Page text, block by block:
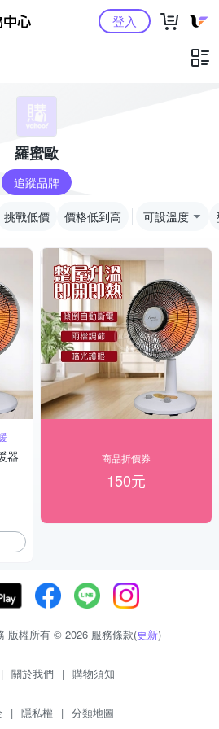
Yahoo購物中心登入
羅蜜歐
追蹤品牌
挑戰低價 價格低到高 可設溫度
器
商品折價券
150元
版權所有 © 2026 服務條款(更新)
| 關於我們 | 購物須知
| 隱私權 | 分類地圖